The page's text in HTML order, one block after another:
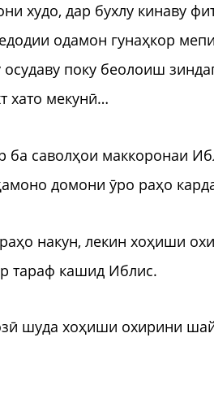
худо, дар бухлу кинаву
одамон гунаҳкор
поку беолоиш
хато мекунӣ…
ба саволҳои маккоронаи
домони ӯро раҳо
накун, лекин хоҳиши
тараф кашид Иблис.
шуда хоҳиши охирини